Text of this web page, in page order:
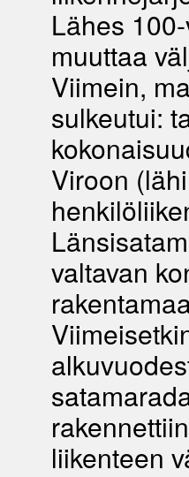
Lähes
muuttaa
Viimein,
sulkeutui:
Viroon
valtavan
rakennettiin
liikenteen